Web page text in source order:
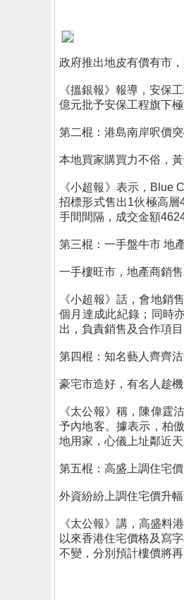
政府推出地皮有價有市
《搵銀報》報導，安保
億元批予安保工程旗下
第二棍：港島南岸呎價
本地買家購買力不俗，
《小超報》表示，Blue
招標形式售出1伙極高
手間間隔，成交金額
第三棍：一手盤牛市 地
一手樓旺市，地產商銷
《小超報》話，會地銷
個月達成此紀錄；同時
出，負責銷售及合作項
第四棍：知名藝人齊齊
豪宅市造好，有名人趁
《太公報》稱，陳偉霆
予內地客。據表示，柏
地用家，心儀上址鄰近
第五棍：高盛上調住宅
外資紛紛上調住宅價升
《太公報》講，高盛料
以來香港住宅價格及寫
不變，分別預計樓價將再